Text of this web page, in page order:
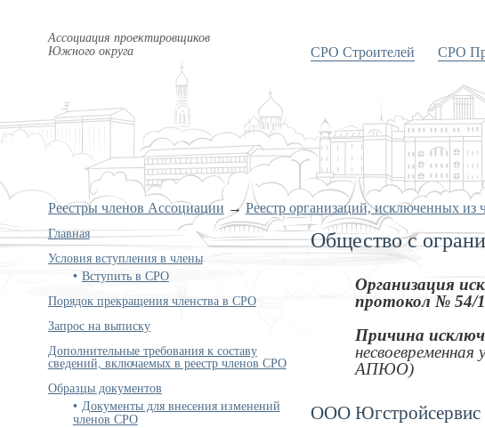
Ассоциация проектировщиков
Южного округа СРО Строителей СРО
Реестры членов Ассоциации →Реестр организаций, исключенных из
Главная
Условия вступления в члены
Вступить в СРО
Порядок прекращения членства в СРО
Запрос на выписку
Дополнительные требования к составу
сведений, включаемых в реестр членов СРО
Образцы документов
Документы для внесения изменений
членов СРО
Общество с
Организация
протокол № 54/
Причина
АПЮО)
ООО Югстройсервис